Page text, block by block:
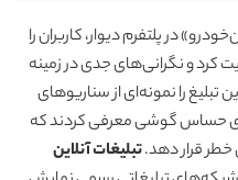
در پلتفرم دیوار، کاربران را
کرد و نگرانی‌های جدی در زمینه
تبلیغ را نمونه‌ای از سناریوهای
حساس گوشی معرفی کردند که
خطر قرار دهد.تبلیغات آنلاین